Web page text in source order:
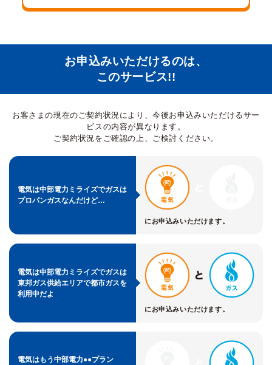
お申込みいただけるのは、
このサービス!!
お客さまの現在のご契約状況により、今後お申込みいただけるサー
ビスの内容が異なります。
ご契約状況をご確認の上、ご検討ください。
電気は中部電力ミライズでガスは
プロパンガスなんだけど…
にお申込みいただけます。
電気は中部電力ミライズでガスは
東邦ガス供給エリアで都市ガスを
利用中だよ
にお申込みいただけます。
電気はもう中部電力●●プラン